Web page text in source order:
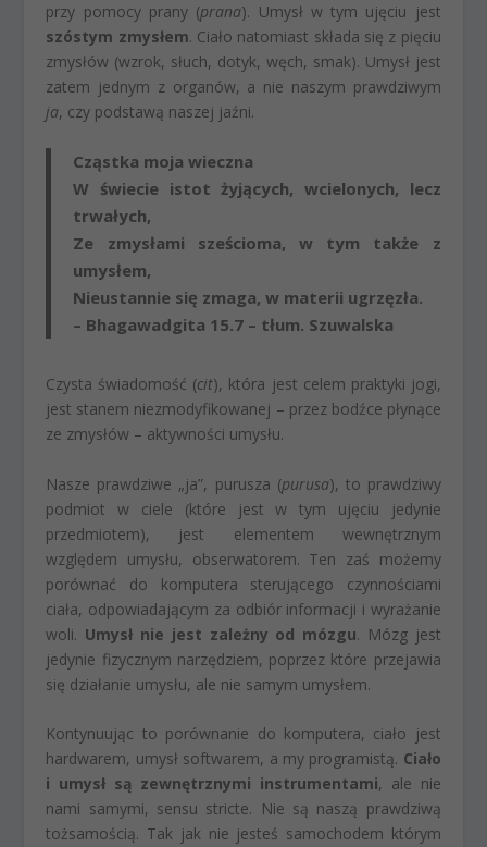
przy pomocy prany (prana). Umysł w tym ujęciu jest
szóstym zmysłem. Ciało natomiast składa się z pięciu
zmysłów (wzrok, słuch, dotyk, węch, smak). Umysł jest
zatem jednym z organów, a nie naszym prawdziwym
ja, czy podstawą naszej jaźni.
Cząstka moja wieczna
W świecie istot żyjących, wcielonych, lecz
trwałych,
Ze zmysłami sześcioma, w tym także z
umysłem,
Nieustannie się zmaga, w materii ugrzęzła.
– Bhagawadgita 15.7 – tłum. Szuwalska
Czysta świadomość (cit), która jest celem praktyki jogi,
jest stanem niezmodyfikowanej – przez bodźce płynące
ze zmysłów – aktywności umysłu.
Nasze prawdziwe „ja”, purusza (purusa), to prawdziwy
podmiot w ciele (które jest w tym ujęciu jedynie
przedmiotem), jest elementem wewnętrznym
względem umysłu, obserwatorem. Ten zaś możemy
porównać do komputera sterującego czynnościami
ciała, odpowiadającym za odbiór informacji i wyrażanie
woli. Umysł nie jest zależny od mózgu. Mózg jest
jedynie fizycznym narzędziem, poprzez które przejawia
się działanie umysłu, ale nie samym umysłem.
Kontynuując to porównanie do komputera, ciało jest
hardwarem, umysł softwarem, a my programistą. Ciało
i umysł są zewnętrznymi instrumentami, ale nie
nami samymi, sensu stricte. Nie są naszą prawdziwą
tożsamością. Tak jak nie jesteś samochodem którym